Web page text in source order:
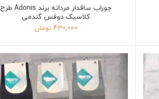
جوراب ساقدار مردانه برند Adonis طرح
کلاسیک دوفس گندمی
430,000 تومان